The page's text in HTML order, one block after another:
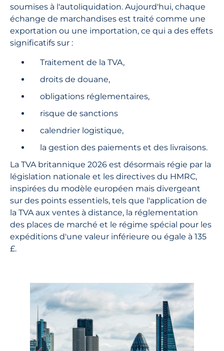
soumises à l'autoliquidation. Aujourd'hui, chaque
échange de marchandises est traité comme une
exportation ou une importation, ce qui a des effets
significatifs sur :
Traitement de la TVA,
droits de douane,
obligations réglementaires,
risque de sanctions
calendrier logistique,
la gestion des paiements et des livraisons.
La TVA britannique 2026 est désormais régie par la
législation nationale et les directives du HMRC,
inspirées du modèle européen mais divergeant
sur des points essentiels, tels que l'application de
la TVA aux ventes à distance, la réglementation
des places de marché et le régime spécial pour les
expéditions d'une valeur inférieure ou égale à 135
£.